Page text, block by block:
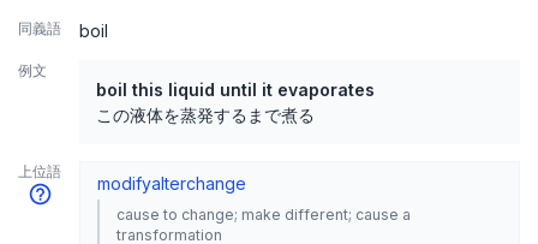
同義語 boil
例文
boil this liquid until it evaporates
この液体を蒸発するまで煮る
上位語
modifyalterchange
cause to change; make different; cause a
transformation